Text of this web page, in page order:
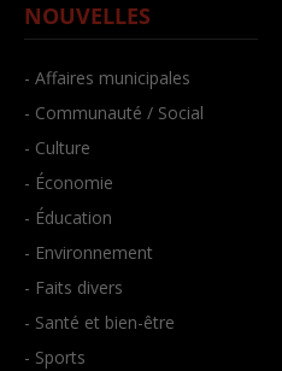
NOUVELLES
- Affaires municipales
- Communauté / Social
- Culture
- Économie
- Éducation
- Environnement
- Faits divers
- Santé et bien-être
- Sports